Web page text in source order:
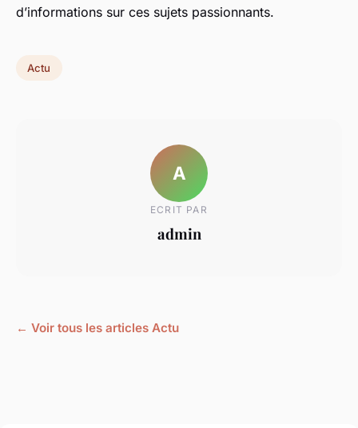
d’informations sur ces sujets passionnants.
Actu
A
ECRIT PAR
admin
← Voir tous les articles Actu